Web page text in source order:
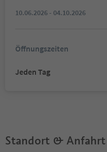
10.06.2026 - 04.10.2026
Öffnungszeiten
Jeden Tag
Standort & Anfahrt